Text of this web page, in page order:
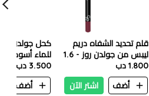
قلم تحديد الشفاه دريم
ليبس من جولدن روز - 1.6
جرام - رقم 533
1.800 دب
أضف
اشتر الآن
كحل جولدن
للماء أسود
يدوم طويلاً - 1.4 جرام
3.500 دب
أضف